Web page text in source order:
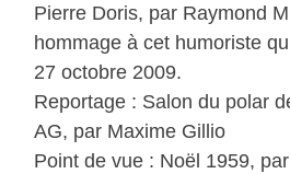
Pierre Doris, par Raymond
hommage à cet humoriste
27 octobre 2009.
Reportage : Salon du polar
AG, par Maxime Gillio
Point de vue : Noël 1959,